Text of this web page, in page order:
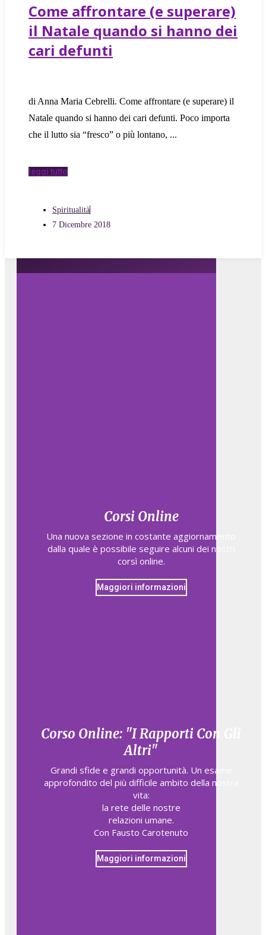
Come affrontare (e superare)
il Natale quando si hanno dei
cari defunti
di Anna Maria Cebrelli. Come affrontare (e superare) il
Natale quando si hanno dei cari defunti. Poco importa
che il lutto sia “fresco” o più lontano,
leggi tutto
Spiritualità
7 Dicembre 2018
Corsi Online
Una nuova sezione in costante aggiornamento
dalla quale è possibile seguire alcuni dei nostri
corsì online.
Maggiori informazioni
Corso Online: "I Rapporti Con Gli
Altri"
Grandi sfide e grandi opportunità. Un esame
approfondito del più difficile ambito della nostra
vita:
la rete delle nostre
relazioni umane.
Con Fausto Carotenuto
Maggiori informazioni